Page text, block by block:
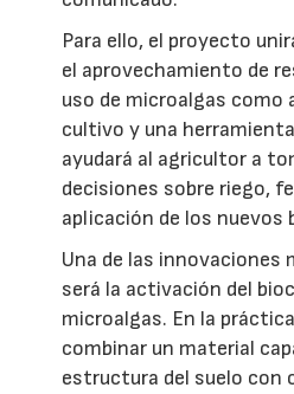
Para ello, el proyecto
el aprovechamiento de
uso de microalgas como
cultivo y una
ayudará al agricultor a
decisiones sobre riego,
aplicación de los nuevos
Una de las innovaciones
será la activación del
microalgas. En la
combinar un material
estructura del suelo con